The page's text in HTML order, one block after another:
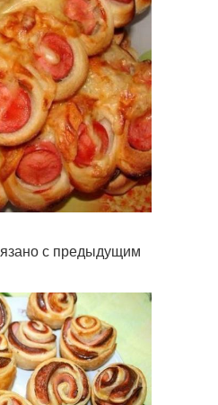
с предыдущим